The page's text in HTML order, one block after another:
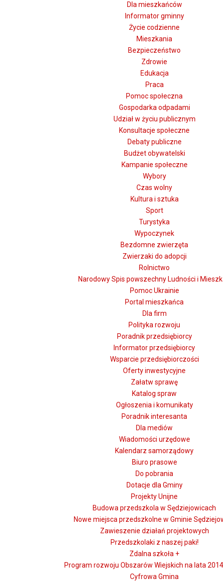
Dla mieszkańców
Informator gminny
Życie codzienne
Mieszkania
Bezpieczeństwo
Zdrowie
Edukacja
Praca
Pomoc społeczna
Gospodarka odpadami
Udział w życiu publicznym
Konsultacje społeczne
Debaty publiczne
Budżet obywatelski
Kampanie społeczne
Wybory
Czas wolny
Kultura i sztuka
Sport
Turystyka
Wypoczynek
Bezdomne zwierzęta
Zwierzaki do adopcji
Rolnictwo
Narodowy Spis powszechny Ludności i
Pomoc Ukrainie
Portal mieszkańca
Dla firm
Polityka rozwoju
Poradnik przedsiębiorcy
Informator przedsiębiorcy
Wsparcie przedsiębiorczości
Oferty inwestycyjne
Załatw sprawę
Katalog spraw
Ogłoszenia i komunikaty
Poradnik interesanta
Dla mediów
Wiadomości urzędowe
Kalendarz samorządowy
Biuro prasowe
Do pobrania
Dotacje dla Gminy
Projekty Unijne
Budowa przedszkola w Sędziejowicach
Nowe miejsca przedszkolne w Gminie
Zawieszenie działań projektowych
Przedszkolaki z naszej paki!
Zdalna szkoła +
Program rozwoju Obszarów Wiejskich na lata
Cyfrowa Gmina